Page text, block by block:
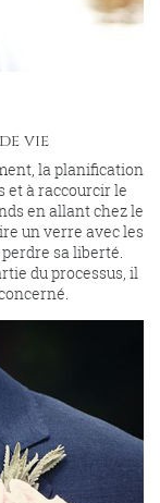
vie
la planification
et à raccourcir le
en allant chez le
un verre avec les
sa liberté.
du processus, il